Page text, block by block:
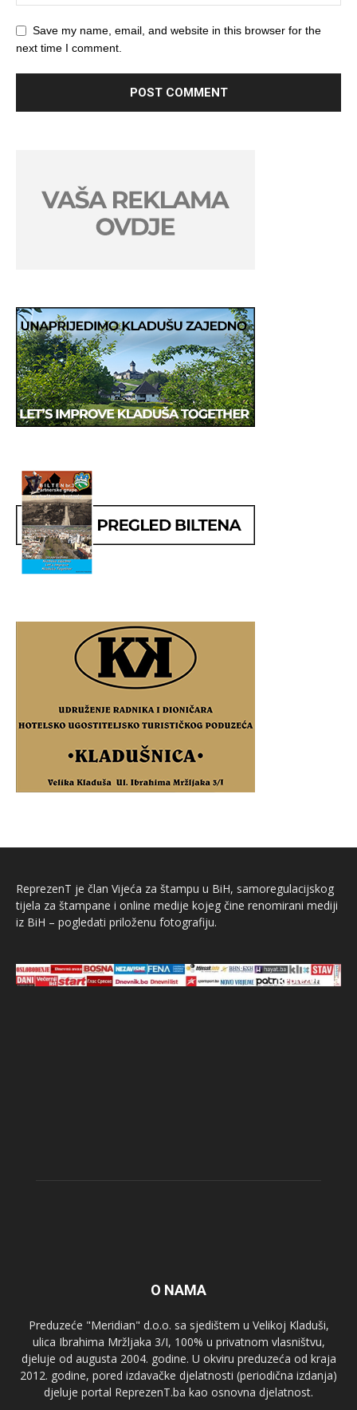
Save my name, email, and website in this browser for the
next time I comment.
ReprezenT je član Vijeća za štampu u BiH, samoregulacijskog
tijela za štampane i online medije kojeg čine renomirani mediji
iz BiH – pogledati priloženu fotografiju.
O NAMA
Preduzeće "Meridian" d.o.o. sa sjedištem u Velikoj Kladuši,
ulica Ibrahima Mržljaka 3/I, 100% u privatnom vlasništvu,
djeluje od augusta 2004. godine. U okviru preduzeća od kraja
2012. godine, pored izdavačke djelatnosti (periodična izdanja)
djeluje portal ReprezenT.ba kao osnovna djelatnost.